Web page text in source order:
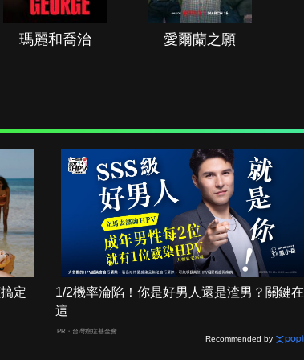
瑪麗和喬治 愛爾蘭之願
定
1/2機率淪陷！你是好男人還是渣男？關鍵在
這
PR・台灣癌症基金會
Recommended by